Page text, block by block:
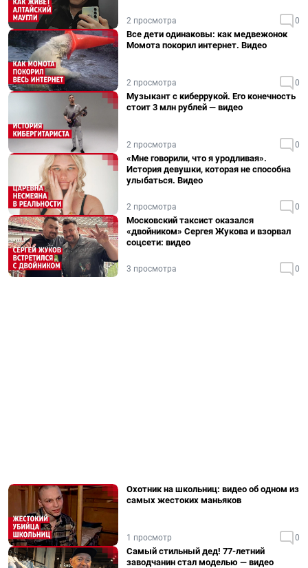
2 просмотра 0
Все дети одинаковы: как медвежонок
Момота покорил интернет. Видео
2 просмотра 0
Музыкант с киберрукой. Его конечность
стоит 3 млн рублей — видео
2 просмотра 0
«Мне говорили, что я уродливая».
История девушки, которая не способна
улыбаться. Видео
2 просмотра 0
Московский таксист оказался
«двойником» Сергея Жукова и взорвал
соцсети: видео
3 просмотра 0
Охотник на школьниц: видео об одном из
самых жестоких маньяков
1 просмотр 0
Самый стильный дед! 77-летний
заводчанин стал моделью — видео